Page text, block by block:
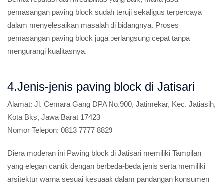
pemasangan paving block sudah teruji sekaligus terpercaya
dalam menyelesaikan masalah di bidangnya. Proses
pemasangan paving block juga berlangsung cepat tanpa
mengurangi kualitasnya.
4.Jenis-jenis paving block di Jatisari
Alamat: Jl. Cemara Gang DPA No.900, Jatimekar, Kec. Jatiasih,
Kota Bks, Jawa Barat 17423
Nomor Telepon: 0813 7777 8829
Diera moderan ini Paving block di Jatisari memiliki Tampilan
yang elegan cantik dengan berbeda-beda jenis serta memiliki
arsitektur warna sesuai kesuaak dalam pandangan konsumen